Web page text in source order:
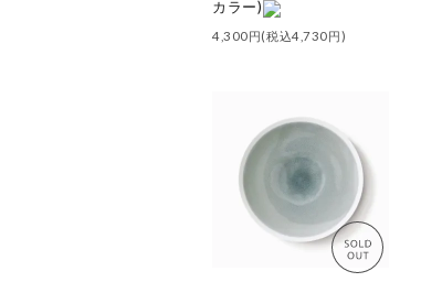
カラー)
4,300円(税込4,730円)